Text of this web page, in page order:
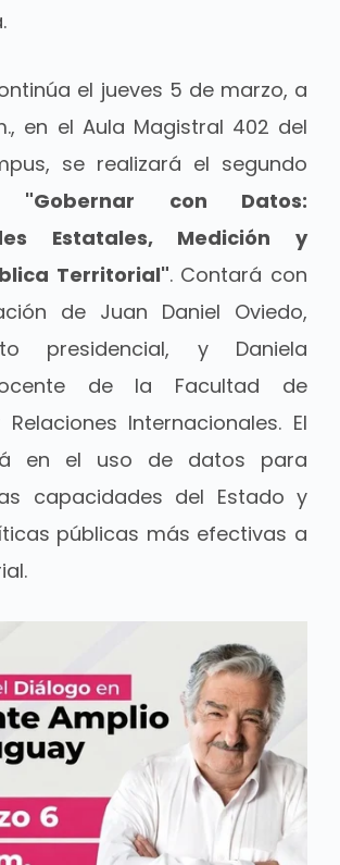
el jueves 5 de marzo, a
en el Aula Magistral 402 del
se realizará el segundo
"Gobernar con Datos:
Estatales, Medición y
Territorial". Contará con
de Juan Daniel Oviedo,
presidencial, y Daniela
de la Facultad de
Internacionales. El
en el uso de datos para
capacidades del Estado y
públicas más efectivas a